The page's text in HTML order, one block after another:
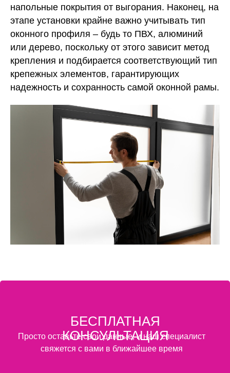
напольные покрытия от выгорания. Наконец, на
этапе установки крайне важно учитывать тип
оконного профиля – будь то ПВХ, алюминий
или дерево, поскольку от этого зависит метод
крепления и подбирается соответствующий тип
крепежных элементов, гарантирующих
надежность и сохранность самой оконной рамы.
БЕСПЛАТНАЯ
КОНСУЛЬТАЦИЯ
Просто оставьте свои данные, и наш специалист
свяжется с вами в ближайшее время